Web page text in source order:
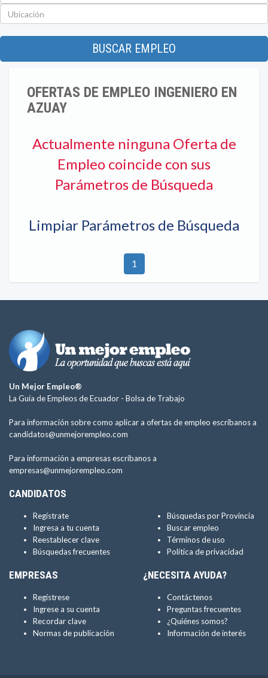
BUSCAR EMPLEO
OFERTAS DE EMPLEO INGENIERO EN
AZUAY
Actualmente ninguna Oferta de
Empleo coincide con sus
Parámetros de Búsqueda
Limpiar Parámetros de Búsqueda
1
Un Mejor Empleo®
La Guía de Empleos de Ecuador - Bolsa de Trabajo
Para información sobre como aplicar a ofertas de empleo escríbanos a
candidatos@unmejorempleo.com
Para información a empresas escríbanos a
empresas@unmejorempleo.com
CANDIDATOS
Regístrate
Ingresa a tu cuenta
Reestablecer clave
Búsquedas frecuentes
Búsquedas por Provincia
Buscar empleo
Términos de uso
Política de privacidad
EMPRESAS
Regístrese
Ingrese a su cuenta
Recordar clave
Normas de publicación
¿NECESITA AYUDA?
Contáctenos
Preguntas frecuentes
¿Quiénes somos?
Información de interés